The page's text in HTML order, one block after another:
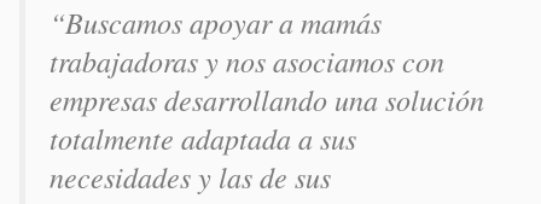
“Buscamos apoyar a mamás
trabajadoras y nos asociamos con
empresas desarrollando una solución
totalmente adaptada a sus
necesidades y las de sus